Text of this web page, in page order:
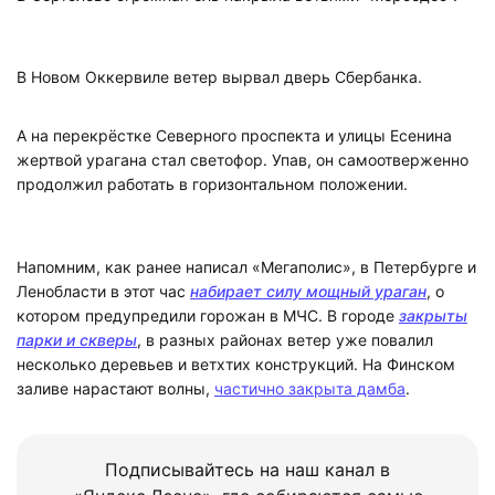
В Новом Оккервиле ветер вырвал дверь Сбербанка.
А на перекрёстке Северного проспекта и улицы Есенина
жертвой урагана стал светофор. Упав, он самоотверженно
продолжил работать в горизонтальном положении.
Напомним, как ранее написал «Мегаполис», в Петербурге и
Ленобласти в этот час набирает силу мощный ураган, о
котором предупредили горожан в МЧС. В городе закрыты
парки и скверы, в разных районах ветер уже повалил
несколько деревьев и ветхтих конструкций. На Финском
заливе нарастают волны, частично закрыта дамба.
Подписывайтесь на наш канал в